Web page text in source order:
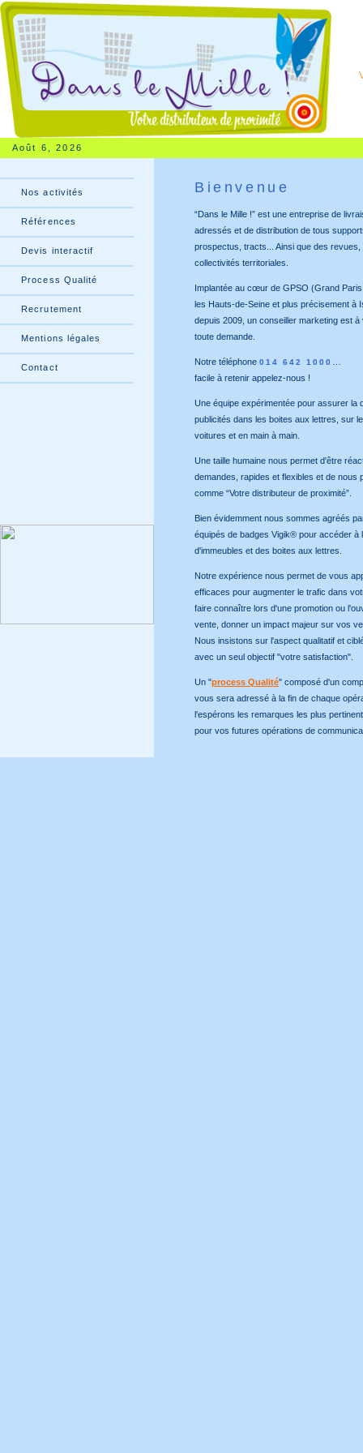
Août 6, 2026
Nos activités
Références
Devis interactif
Process Qualité
Recrutement
Mentions légales
Contact
Bienvenue
“Dans le Mille !” est une entreprise de
adressés et de distribution de tous
prospectus, tracts... Ainsi que des revues,
collectivités territoriales.
Implantée au cœur de GPSO (Grand
les Hauts-de-Seine et plus précisement à
depuis 2009, un conseiller marketing est
toute demande.
Notre téléphone 014 642 1000
facile à retenir appelez-nous !
Une équipe expérimentée pour assurer la
publicités dans les boites aux lettres, sur
voitures et en main à main.
Une taille humaine nous permet d'être
demandes, rapides et flexibles et de nous
comme “Votre distributeur de proximité”.
Bien évidemment nous sommes agréés
équipés de badges Vigik® pour accéder à
d'immeubles et des boites aux lettres.
Notre expérience nous permet de vous
efficaces pour augmenter le trafic dans
faire connaître lors d'une promotion ou
vente, donner un impact majeur sur vos
Nous insistons sur l'aspect qualitatif et
avec un seul objectif "votre satisfaction".
Un "process Qualité" composé d'un
vous sera adressé à la fin de chaque
l'espérons les remarques les plus
pour vos futures opérations de